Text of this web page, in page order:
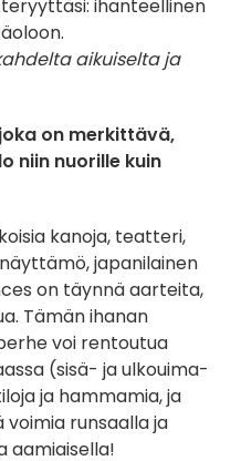
ihanteellinen
aikuiselta ja
on merkittävä,
niin nuorille kuin
kanoja, teatteri,
japanilainen
on täynnä aarteita,
Tämän ihanan
voi rentoutua
(sisä- ja ulkouima-
ja hammamia, ja
runsaalla ja
aamiaisella!